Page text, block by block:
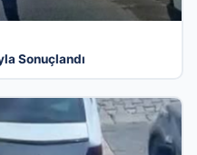
Sonuçlandı